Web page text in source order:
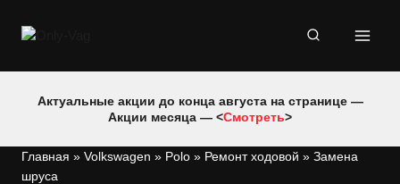
Актуальные акции до конца августа на странице —
Акции месяца — <Смотреть>
Главная » Volkswagen » Polo » Ремонт ходовой » Замена
шруса